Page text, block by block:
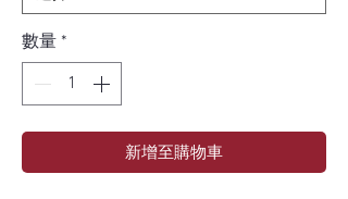
數量 *
新增至購物車